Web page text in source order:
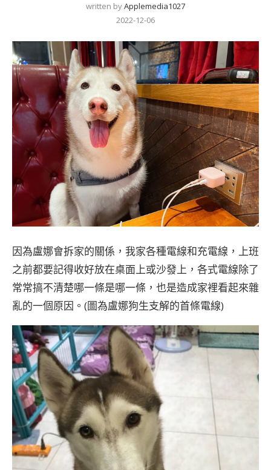
written byApplemedia1027
2022-12-06
因為盧娜會拆家的關係，我家各種電線和充電線，上班
之前都要記得收好放在桌面上或沙發上，各式電線除了
常常搞不清楚哪一條是哪一條，也是造成家裡看起來雜
亂的一個原因。(圖為盧娜狗生支解的首條電線)